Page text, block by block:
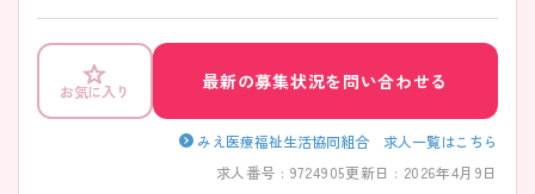
くださいませ。
お気に入り
最新の募集状況を問い合わせる
みえ医療福祉生活協同組合 求人一覧はこちら
求人番号 : 9724905更新日 : 2026年4月9日